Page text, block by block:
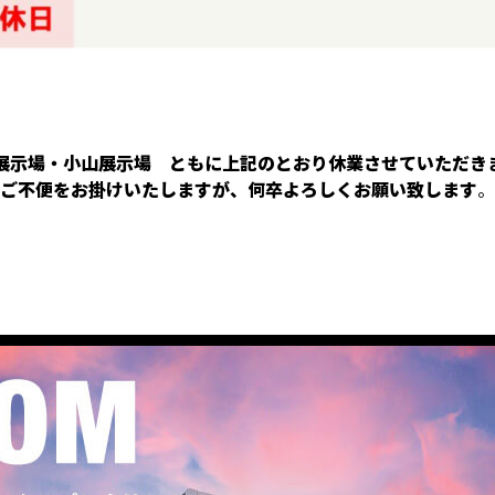
示場・小山展示場 ともに上記のとおり休業させていただき
ご不便をお掛けいたしますが、何卒よろしくお願い致します。